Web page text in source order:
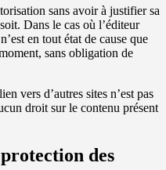
sans avoir à justifier sa
Dans le cas où l’éditeur
en tout état de cause que
sans obligation de
vers d’autres sites n’est pas
droit sur le contenu présent
des